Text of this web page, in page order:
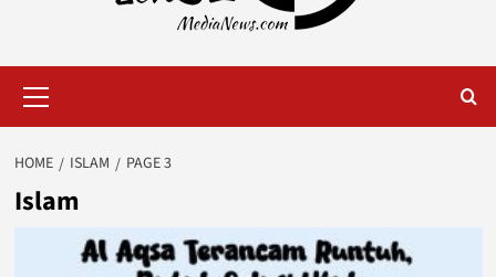
Menu
HOME ISLAM PAGE 3
Islam